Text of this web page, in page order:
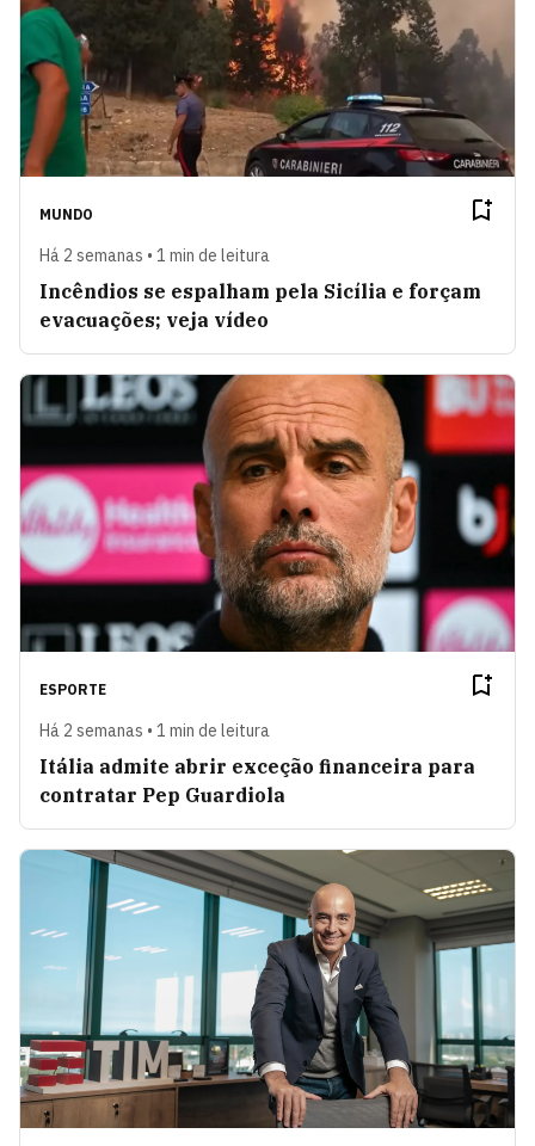
MUNDO
Há 2 semanas • 1 min de leitura
Incêndios se espalham pela Sicília e forçam
evacuações; veja vídeo
ESPORTE
Há 2 semanas • 1 min de leitura
Itália admite abrir exceção financeira para
contratar Pep Guardiola